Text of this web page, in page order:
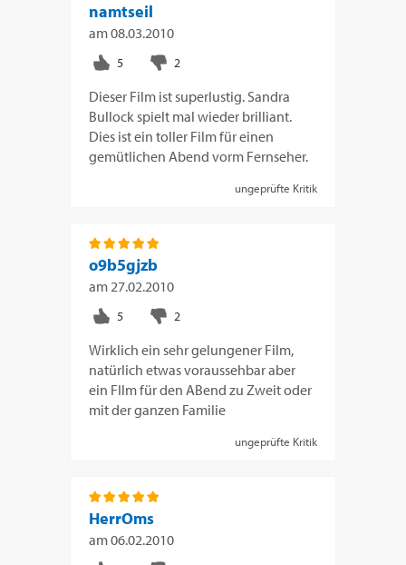
namtseil
am08.03.2010
Dieser Film ist superlustig. Sandra
Bullock spielt mal wieder brilliant.
Dies ist ein toller Film für einen
gemütlichen Abend vorm Fernseher.
ungeprüfte Kritik
o9b5gjzb
am 27.02.2010
Wirklich ein sehr gelungener Film,
natürlich etwas voraussehbar aber
ein FIlm für den ABend zu Zweit oder
mit der ganzen Familie
ungeprüfte Kritik
HerrOms
am06.02.2010